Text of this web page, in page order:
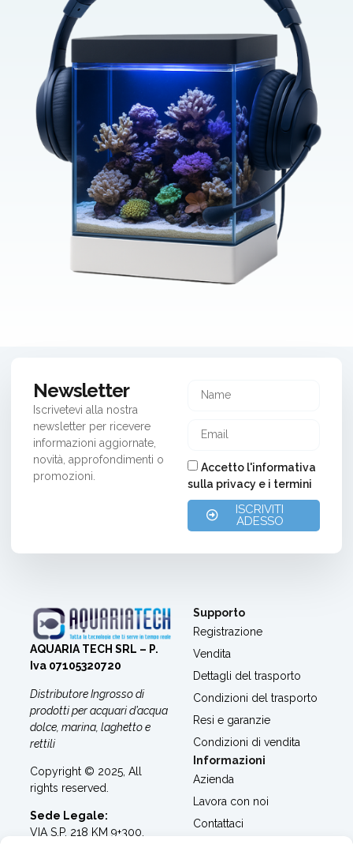
Newsletter
Iscrivetevi alla nostra
newsletter per ricevere
informazioni aggiornate,
novità, approfondimenti o
promozioni.
Accetto l'informativa
sulla privacy e i termini
ISCRIVITI
ADESSO
AQUARIA TECH SRL – P.
Iva 07105320720
Distributore Ingrosso di
prodotti per acquari d’acqua
dolce, marina, laghetto e
rettili
Copyright © 2025, All
rights reserved.
Sede Legale:
VIA S.P. 218 KM 9+300,
Supporto
Registrazione
Vendita
Dettagli del trasporto
Condizioni del trasporto
Resi e garanzie
Condizioni di vendita
Informazioni
Azienda
Lavora con noi
Contattaci